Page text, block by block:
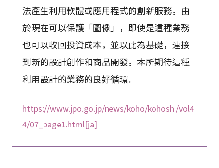
法產生利用軟體或應用程式的創新服務。由
於現在可以保護「圖像」，即使是這種業務
也可以收回投資成本，並以此為基礎，連接
到新的設計創作和商品開發。本所期待這種
利用設計的業務的良好循環。
https://www.jpo.go.jp/news/koho/kohoshi/vol4
4/07_page1.html[ja]